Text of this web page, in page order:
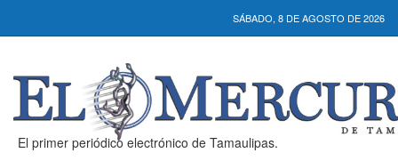
SÁBADO, 8 DE AGOSTO DE 2026
El primer periódico electrónico de Tamaulipas.